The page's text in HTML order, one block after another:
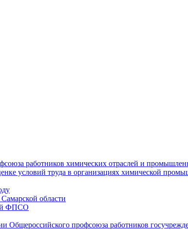
работников химических отраслей и
условий труда в организациях химической
области
ФПСО
Общероссийского профсоюза работников